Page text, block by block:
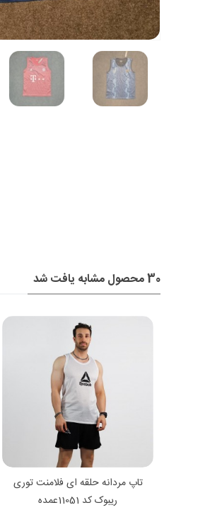
30 محصول مشابه یافت شد
مشاهده بیشتر
تاپ مردانه حلقه ای فلامنت توری
ریبوک کد 11051عمده